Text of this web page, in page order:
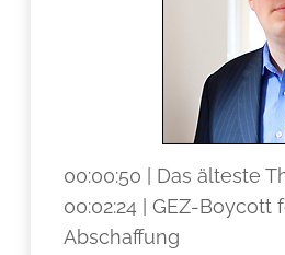
00:00:50 | Das älteste
00:02:24 | GEZ-Boycott
Abschaffung